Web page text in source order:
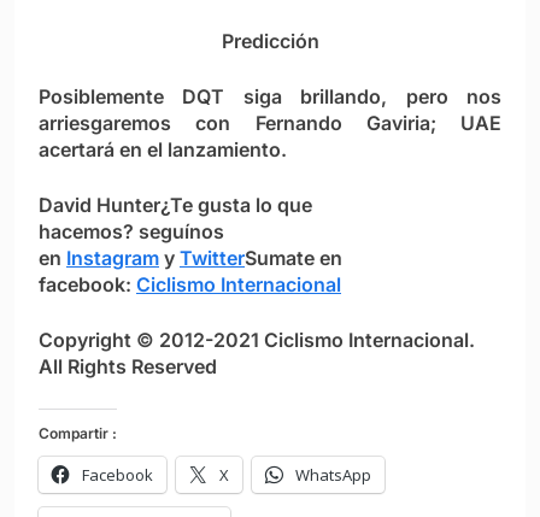
Predicción
Posiblemente DQT siga brillando, pero nos
arriesgaremos con Fernando Gaviria; UAE
acertará en el lanzamiento.
David Hunter¿Te gusta lo que
hacemos? seguínos
en Instagram y TwitterSumate en
facebook: Ciclismo Internacional
Copyright © 2012-2021 Ciclismo Internacional.
All Rights Reserved
Compartir :
Facebook X WhatsApp